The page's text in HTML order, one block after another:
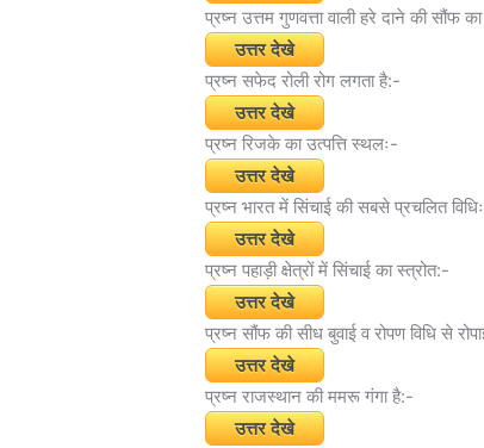
प्रष्न उत्तम गुणवत्ता वाली हरे दाने की सौंफ
उत्तर देखे
प्रष्न सफेद रोली रोग लगता है:-
उत्तर देखे
प्रष्न रिजके का उत्पत्ति स्थलः-
उत्तर देखे
प्रष्न भारत में सिंचाई की सबसे प्रचलित
उत्तर देखे
प्रष्न पहाड़ी क्षेत्रों में सिंचाई का स्त्रोत:-
उत्तर देखे
प्रष्न सौंफ की सीध बुवाई व रोपण विधि से
उत्तर देखे
प्रष्न राजस्थान की ममरू गंगा है:-
उत्तर देखे